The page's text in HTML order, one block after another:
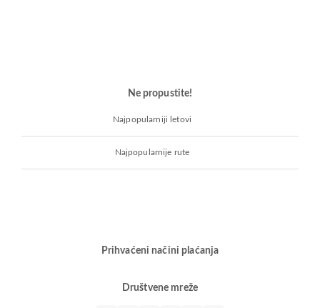
Ne propustite!
Najpopularniji letovi
Najpopularnije rute
Prihvaćeni načini plaćanja
Društvene mreže